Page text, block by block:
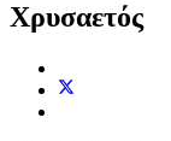
Χρυσαετός